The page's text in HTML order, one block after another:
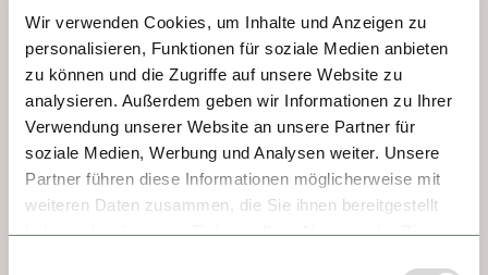
Wir verwenden Cookies, um Inhalte und Anzeigen zu
personalisieren, Funktionen für soziale Medien anbieten
zu können und die Zugriffe auf unsere Website zu
analysieren. Außerdem geben wir Informationen zu Ihrer
Verwendung unserer Website an unsere Partner für
soziale Medien, Werbung und Analysen weiter. Unsere
Partner führen diese Informationen möglicherweise mit
weiteren Daten zusammen, die Sie ihnen bereitgestellt
haben oder die sie im Rahmen Ihrer Nutzung der Dienste
arzobispo de Burdeos, que evitó viajar a
Roma para su coronación papal; prefirió
coronarse en Lyon y levantar un palacio en
Avignon. Un verdadero monumento.